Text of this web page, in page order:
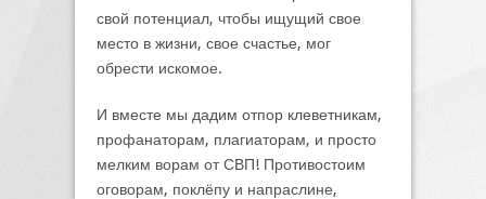
свой потенциал, чтобы ищущий свое
место в жизни, свое счастье, мог
обрести искомое.
И вместе мы дадим отпор клеветникам,
профанаторам, плагиаторам, и просто
мелким ворам от СВП! Противостоим
оговорам, поклёпу и напраслине,